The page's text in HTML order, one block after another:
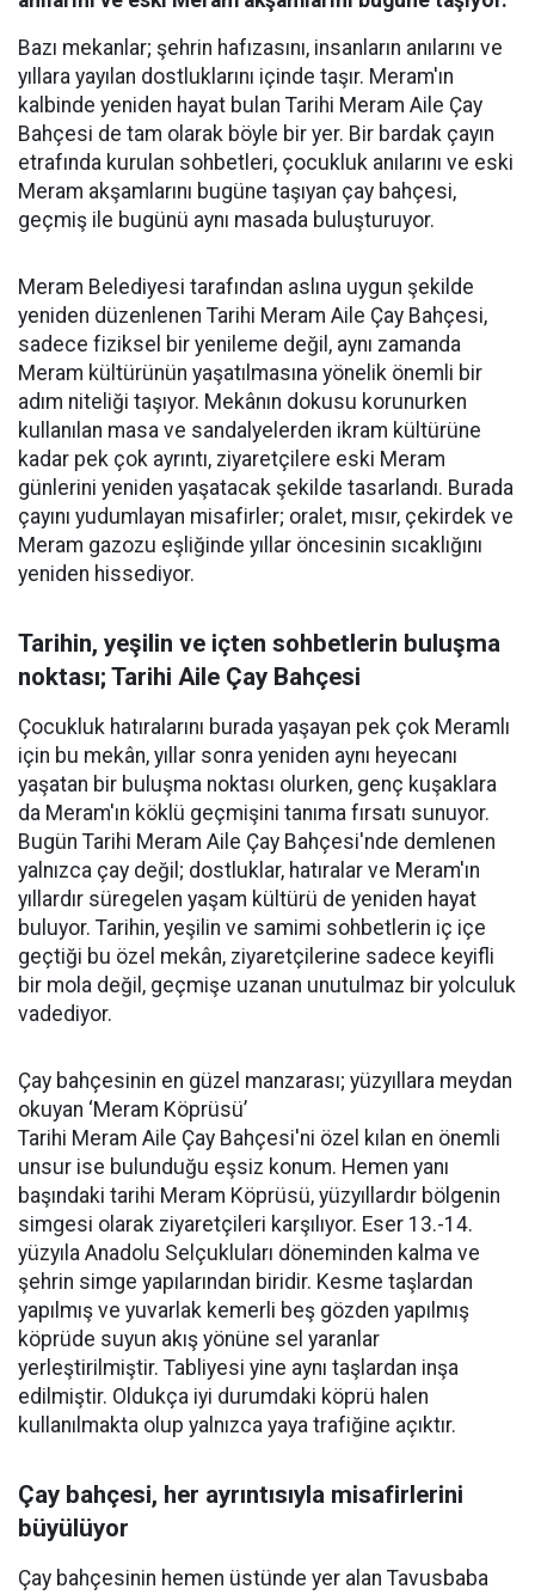
Bazı mekanlar; şehrin hafızasını, insanların anılarını ve
yıllara yayılan dostluklarını içinde taşır. Meram'ın
kalbinde yeniden hayat bulan Tarihi Meram Aile Çay
Bahçesi de tam olarak böyle bir yer. Bir bardak çayın
etrafında kurulan sohbetleri, çocukluk anılarını ve eski
Meram akşamlarını bugüne taşıyan çay bahçesi,
geçmiş ile bugünü aynı masada buluşturuyor.
Meram Belediyesi tarafından aslına uygun şekilde
yeniden düzenlenen Tarihi Meram Aile Çay Bahçesi,
sadece fiziksel bir yenileme değil, aynı zamanda
Meram kültürünün yaşatılmasına yönelik önemli bir
adım niteliği taşıyor. Mekânın dokusu korunurken
kullanılan masa ve sandalyelerden ikram kültürüne
kadar pek çok ayrıntı, ziyaretçilere eski Meram
günlerini yeniden yaşatacak şekilde tasarlandı. Burada
çayını yudumlayan misafirler; oralet, mısır, çekirdek ve
Meram gazozu eşliğinde yıllar öncesinin sıcaklığını
yeniden hissediyor.
Tarihin, yeşilin ve içten sohbetlerin buluşma
noktası; Tarihi Aile Çay Bahçesi
Çocukluk hatıralarını burada yaşayan pek çok Meramlı
için bu mekân, yıllar sonra yeniden aynı heyecanı
yaşatan bir buluşma noktası olurken, genç kuşaklara
da Meram'ın köklü geçmişini tanıma fırsatı sunuyor.
Bugün Tarihi Meram Aile Çay Bahçesi'nde demlenen
yalnızca çay değil; dostluklar, hatıralar ve Meram'ın
yıllardır süregelen yaşam kültürü de yeniden hayat
buluyor. Tarihin, yeşilin ve samimi sohbetlerin iç içe
geçtiği bu özel mekân, ziyaretçilerine sadece keyifli
bir mola değil, geçmişe uzanan unutulmaz bir yolculuk
vadediyor.
Çay bahçesinin en güzel manzarası; yüzyıllara meydan
okuyan ‘Meram Köprüsü’
Tarihi Meram Aile Çay Bahçesi'ni özel kılan en önemli
unsur ise bulunduğu eşsiz konum. Hemen yanı
başındaki tarihi Meram Köprüsü, yüzyıllardır bölgenin
simgesi olarak ziyaretçileri karşılıyor. Eser 13.-14.
yüzyıla Anadolu Selçukluları döneminden kalma ve
şehrin simge yapılarından biridir. Kesme taşlardan
yapılmış ve yuvarlak kemerli beş gözden yapılmış
köprüde suyun akış yönüne sel yaranlar
yerleştirilmiştir. Tabliyesi yine aynı taşlardan inşa
edilmiştir. Oldukça iyi durumdaki köprü halen
kullanılmakta olup yalnızca yaya trafiğine açıktır.
Çay bahçesi, her ayrıntısıyla misafirlerini
büyülüyor
Çay bahçesinin hemen üstünde yer alan Tavusbaba